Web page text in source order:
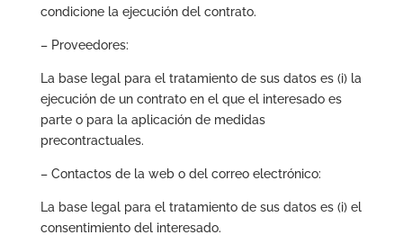
condicione la ejecución del contrato.
– Proveedores:
La base legal para el tratamiento de sus datos es (i) la
ejecución de un contrato en el que el interesado es
parte o para la aplicación de medidas
precontractuales.
– Contactos de la web o del correo electrónico:
La base legal para el tratamiento de sus datos es (i) el
consentimiento del interesado.